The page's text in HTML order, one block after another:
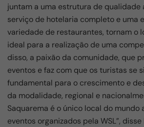
juntam a uma estrutura de qualidade
serviço de hotelaria completo e uma
variedade de restaurantes, tornam o
ideal para a realização de uma
disso, a paixão da comunidade, que
eventos e faz com que os turistas se
fundamental para o crescimento e
da modalidade, regional e
Saquarema é o único local do mundo
eventos organizados pela WSL”,